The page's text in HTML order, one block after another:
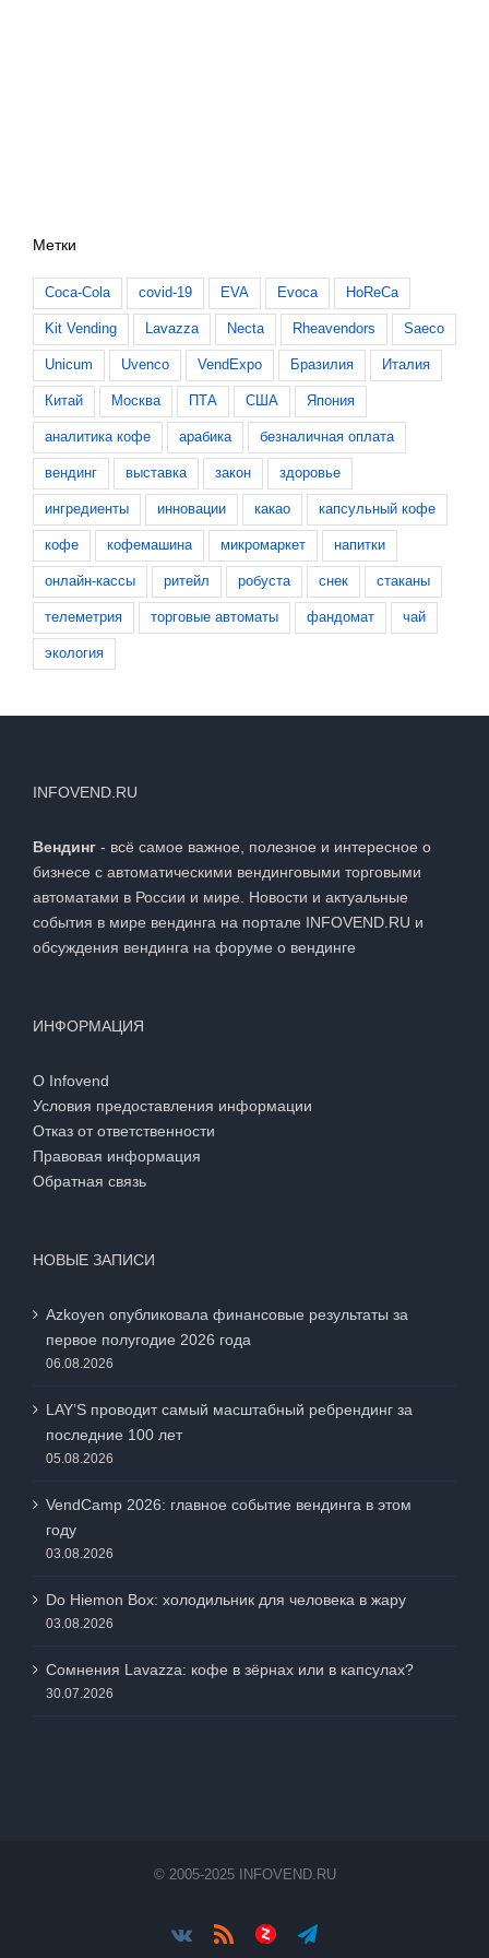
Coca-Cola covid-19 EVA Evoca HoReCa
Kit Vending Lavazza Necta Rheavendors Saeco
Unicum Uvenco VendExpo Бразилия
Китай Москва ПТА США Япония
аналитика кофе арабика безналичная оплата
вендинг выставка закон здоровье
ингредиенты инновации какао капсульный кофе
кофе кофемашина микромаркет напитки
онлайн-кассы ритейл робуста снек стаканы
телеметрия
Вендинг- всё самое важное, полезное и интересное о
бизнесе с автоматическими вендинговыми торговыми
автоматами в России и мире. Новости и актуальные
события в мире вендинга на портале INFOVEND.RU и
О Infovend
Условия предоставления информации
Отказ от ответственности
Правовая информация
Azkoyen опубликовала финансовые результаты за
первое полугодие 2026 года
LAY’S проводит самый масштабный ребрендинг за
последние 100 лет
VendCamp 2026: главное событие вендинга в этом
году
Do Hiemon Box: холодильник для человека в жару
Сомнения Lavazza: кофе в зёрнах или в капсулах?